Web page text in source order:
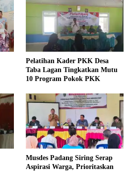
Pelatihan Kader PKK Desa
Taba Lagan Tingkatkan Mutu
10 Program Pokok PKK
Musdes Padang Siring Serap
Aspirasi Warga, Prioritaskan